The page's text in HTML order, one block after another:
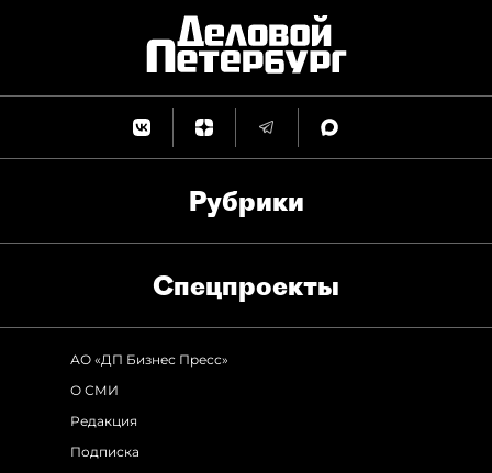
Рубрики
Спец­проекты
АО «ДП Бизнес Пресс»
О СМИ
Редакция
Подписка